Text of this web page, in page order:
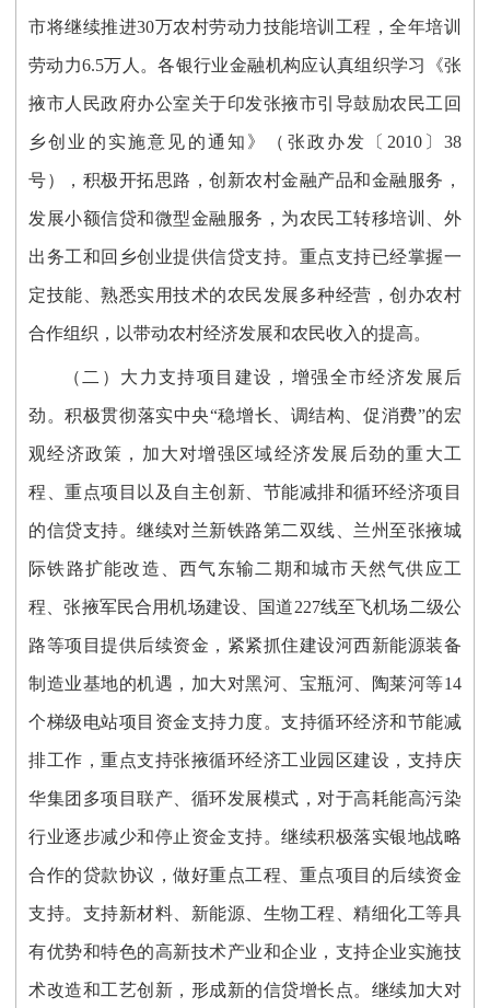
市将继续推进30万农村劳动力技能培训工程，全年培训
劳动力6.5万人。各银行业金融机构应认真组织学习《张
掖市人民政府办公室关于印发张掖市引导鼓励农民工回
乡创业的实施意见的通知》（张政办发〔2010〕38
号），积极开拓思路，创新农村金融产品和金融服务，
发展小额信贷和微型金融服务，为农民工转移培训、外
出务工和回乡创业提供信贷支持。重点支持已经掌握一
定技能、熟悉实用技术的农民发展多种经营，创办农村
合作组织，以带动农村经济发展和农民收入的提高。
（二）大力支持项目建设，增强全市经济发展后
劲。积极贯彻落实中央“稳增长、调结构、促消费”的宏
观经济政策，加大对增强区域经济发展后劲的重大工
程、重点项目以及自主创新、节能减排和循环经济项目
的信贷支持。继续对兰新铁路第二双线、兰州至张掖城
际铁路扩能改造、西气东输二期和城市天然气供应工
程、张掖军民合用机场建设、国道227线至飞机场二级公
路等项目提供后续资金，紧紧抓住建设河西新能源装备
制造业基地的机遇，加大对黑河、宝瓶河、陶莱河等14
个梯级电站项目资金支持力度。支持循环经济和节能减
排工作，重点支持张掖循环经济工业园区建设，支持庆
华集团多项目联产、循环发展模式，对于高耗能高污染
行业逐步减少和停止资金支持。继续积极落实银地战略
合作的贷款协议，做好重点工程、重点项目的后续资金
支持。支持新材料、新能源、生物工程、精细化工等具
有优势和特色的高新技术产业和企业，支持企业实施技
术改造和工艺创新，形成新的信贷增长点。继续加大对